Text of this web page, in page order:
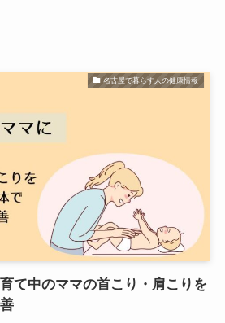
名古屋で暮らす人の健康情報
て中のママの首こり・肩こりを